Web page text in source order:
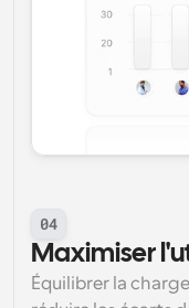
04
Maximiser
Équilibrer la